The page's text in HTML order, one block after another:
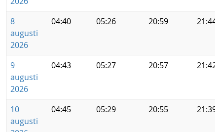
8
augusti
2026
04:40 05:26 20:59 21:44
9
augusti
2026
04:43 05:27 20:57 21:42
10
augusti
04:45 05:29 20:55 21:39